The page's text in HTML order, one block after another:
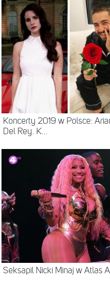
Koncerty 2019 w Polsce:
Del Rey. K...
Seksapil Nicki Minaj w Atlas